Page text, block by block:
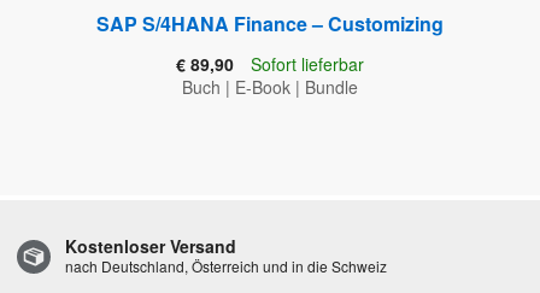
SAP S/4HANA Finance – Customizing
€ 89,90
Sofort lieferbar
Buch | E-Book | Bundle
Kostenloser Versand
nach Deutschland, Österreich und in die Schweiz